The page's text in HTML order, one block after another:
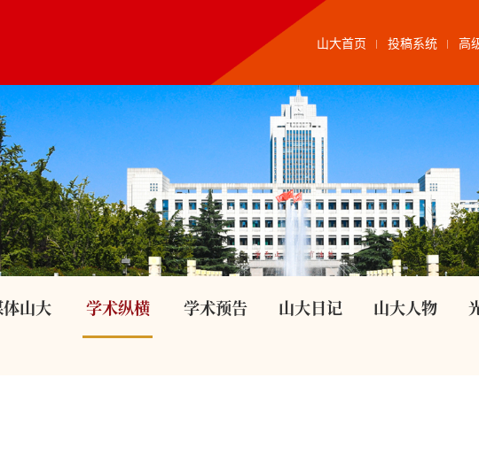
山大首页 投稿系统 高
山大 学术纵横 学术预告 山大日记 山大人物